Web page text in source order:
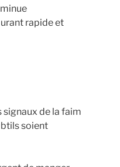
rapide et
signaux de la faim
soient